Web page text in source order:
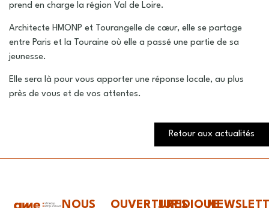
prend en charge la région Val de Loire.
Architecte HMONP et Tourangelle de cœur, elle se partage
entre Paris et la Touraine où elle a passé une partie de sa
jeunesse.
Elle sera là pour vous apporter une réponse locale, au plus
près de vous et de vos attentes.
Retour aux actualités
NOUS
OUVERTURESJURIDIQUE